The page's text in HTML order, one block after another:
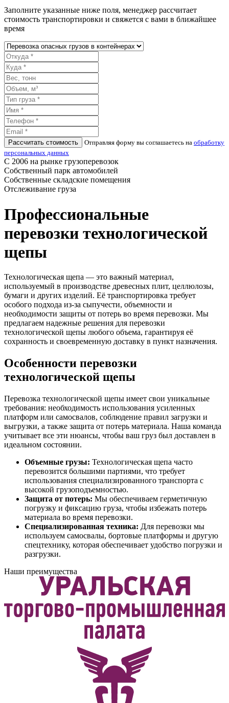
Заполните указанные ниже поля, менеджер рассчитает
стоимость транспортировки и свяжется с вами в ближайшее
время
Рассчитать стоимость Отправляя форму вы соглашаетесь на обработку
персональных данных
С 2006 на рынке грузоперевозок
Собственный парк автомобилей
Собственные складские помещения
Отслеживание груза
Профессиональные
перевозки технологической
щепы
Технологическая щепа — это важный материал,
используемый в производстве древесных плит, целлюлозы,
бумаги и других изделий. Её транспортировка требует
особого подхода из-за сыпучести, объемности и
необходимости защиты от потерь во время перевозки. Мы
предлагаем надежные решения для перевозки
технологической щепы любого объема, гарантируя её
сохранность и своевременную доставку в пункт назначения.
Особенности перевозки
технологической щепы
Перевозка технологической щепы имеет свои уникальные
требования: необходимость использования усиленных
платформ или самосвалов, соблюдение правил загрузки и
выгрузки, а также защита от потерь материала. Наша команда
учитывает все эти нюансы, чтобы ваш груз был доставлен в
идеальном состоянии.
Объемные грузы: Технологическая щепа часто
перевозится большими партиями, что требует
использования специализированного транспорта с
высокой грузоподъемностью.
Защита от потерь: Мы обеспечиваем герметичную
погрузку и фиксацию груза, чтобы избежать потерь
материала во время перевозки.
Специализированная техника: Для перевозки мы
используем самосвалы, бортовые платформы и другую
спецтехнику, которая обеспечивает удобство погрузки и
разгрузки.
Наши преимущества